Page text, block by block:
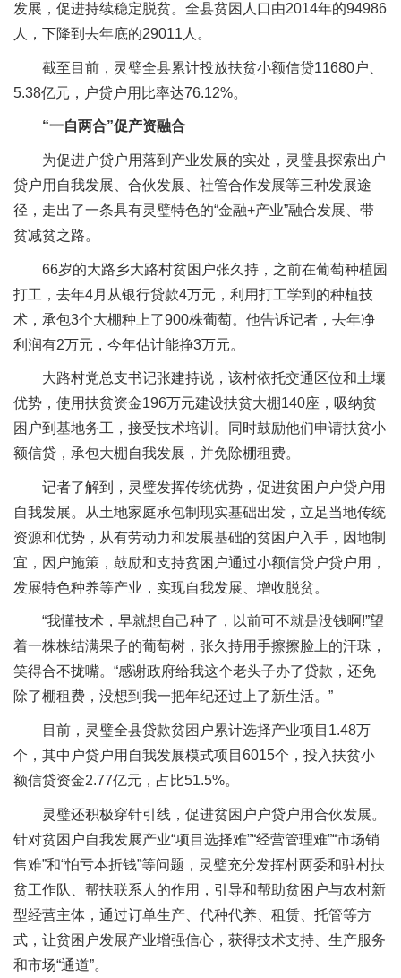
发展，促进持续稳定脱贫。全县贫困人口由2014年的94986
人，下降到去年底的29011人。
截至目前，灵璧全县累计投放扶贫小额信贷11680户、
5.38亿元，户贷户用比率达76.12%。
“一自两合”促产资融合
为促进户贷户用落到产业发展的实处，灵璧县探索出户
贷户用自我发展、合伙发展、社管合作发展等三种发展途
径，走出了一条具有灵璧特色的“金融+产业”融合发展、带
贫减贫之路。
66岁的大路乡大路村贫困户张久持，之前在葡萄种植园
打工，去年4月从银行贷款4万元，利用打工学到的种植技
术，承包3个大棚种上了900株葡萄。他告诉记者，去年净
利润有2万元，今年估计能挣3万元。
大路村党总支书记张建持说，该村依托交通区位和土壤
优势，使用扶贫资金196万元建设扶贫大棚140座，吸纳贫
困户到基地务工，接受技术培训。同时鼓励他们申请扶贫小
额信贷，承包大棚自我发展，并免除棚租费。
记者了解到，灵璧发挥传统优势，促进贫困户户贷户用
自我发展。从土地家庭承包制现实基础出发，立足当地传统
资源和优势，从有劳动力和发展基础的贫困户入手，因地制
宜，因户施策，鼓励和支持贫困户通过小额信贷户贷户用，
发展特色种养等产业，实现自我发展、增收脱贫。
“我懂技术，早就想自己种了，以前可不就是没钱啊!”望
着一株株结满果子的葡萄树，张久持用手擦擦脸上的汗珠，
笑得合不拢嘴。“感谢政府给我这个老头子办了贷款，还免
除了棚租费，没想到我一把年纪还过上了新生活。”
目前，灵璧全县贷款贫困户累计选择产业项目1.48万
个，其中户贷户用自我发展模式项目6015个，投入扶贫小
额信贷资金2.77亿元，占比51.5%。
灵璧还积极穿针引线，促进贫困户户贷户用合伙发展。
针对贫困户自我发展产业“项目选择难”“经营管理难”“市场销
售难”和“怕亏本折钱”等问题，灵璧充分发挥村两委和驻村扶
贫工作队、帮扶联系人的作用，引导和帮助贫困户与农村新
型经营主体，通过订单生产、代种代养、租赁、托管等方
式，让贫困户发展产业增强信心，获得技术支持、生产服务
和市场“通道”。